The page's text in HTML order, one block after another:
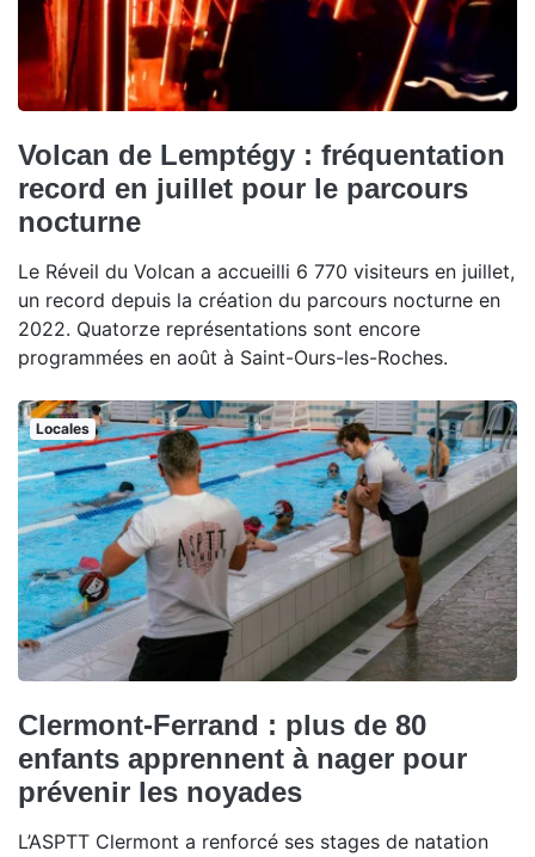
Volcan de Lemptégy : fréquentation
record en juillet pour le parcours
nocturne
Le Réveil du Volcan a accueilli 6 770 visiteurs en juillet,
un record depuis la création du parcours nocturne en
2022. Quatorze représentations sont encore
programmées en août à Saint-Ours-les-Roches.
Locales
Clermont-Ferrand : plus de 80
enfants apprennent à nager pour
prévenir les noyades
L’ASPTT Clermont a renforcé ses stages de natation